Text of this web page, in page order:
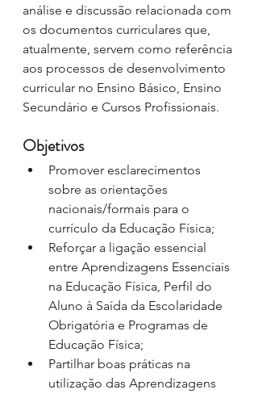
análise e discussão relacionada com
os documentos curriculares que,
atualmente, servem como referência
aos processos de desenvolvimento
curricular no Ensino Básico, Ensino
Secundário e Cursos Profissionais.
Objetivos
Promover esclarecimentos
sobre as orientações
nacionais/formais para o
currículo da Educação Física;
Reforçar a ligação essencial
entre Aprendizagens Essenciais
na Educação Física, Perfil do
Aluno à Saída da Escolaridade
Obrigatória e Programas de
Educação Física;
Partilhar boas práticas na
utilização das Aprendizagens